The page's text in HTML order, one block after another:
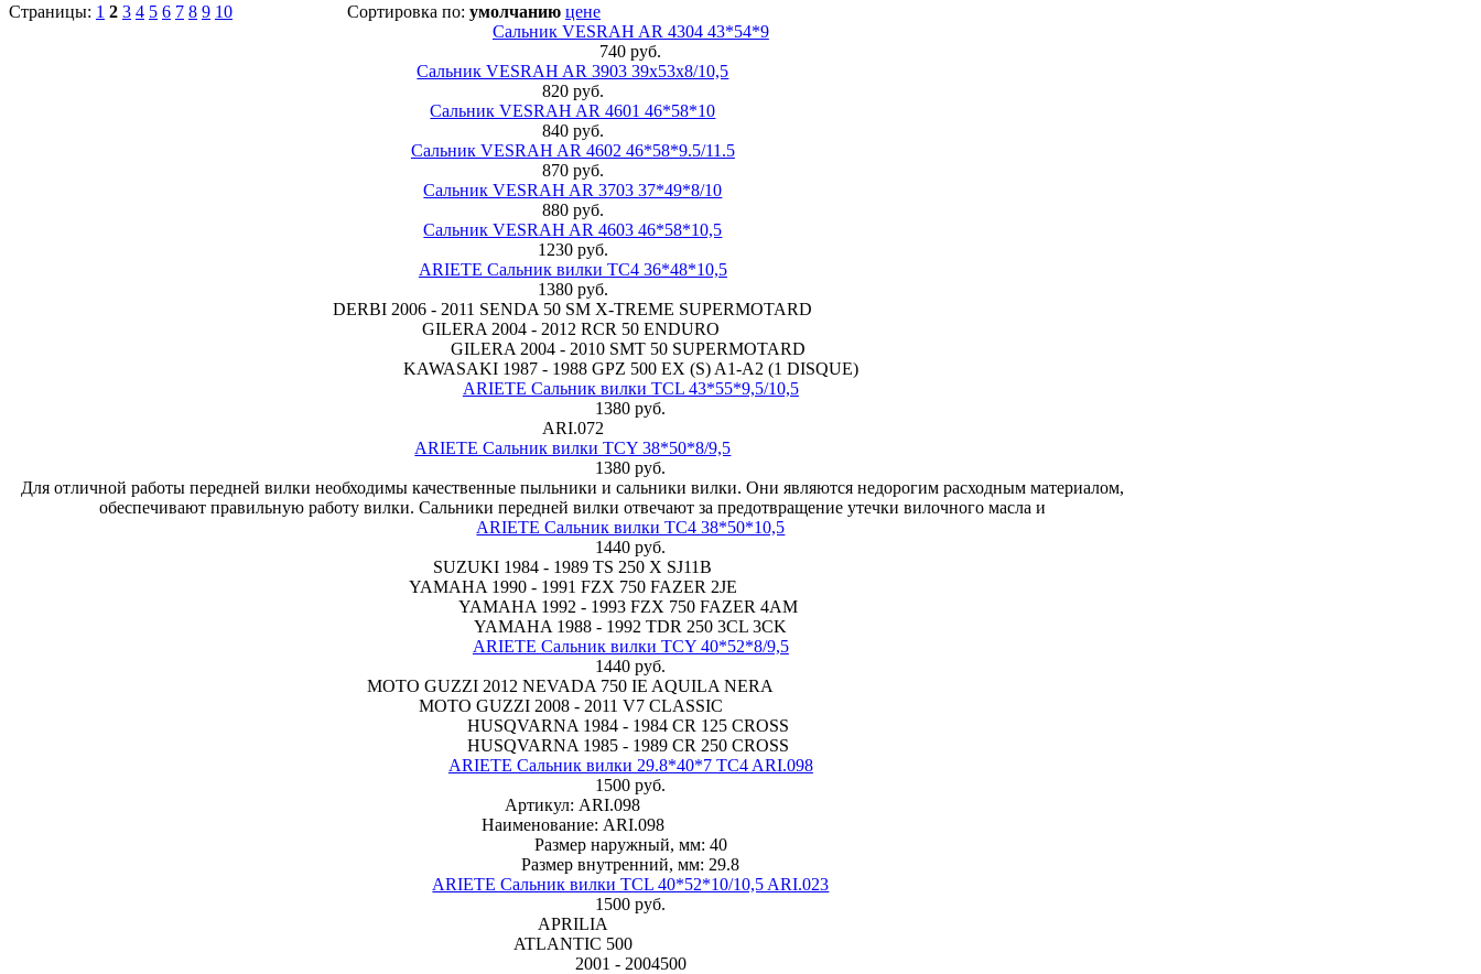
Страницы: 1 2 3 4 5 6 7 8 9 10 Сортировка по: умолчанию цене
Сальник VESRAH AR 4304 43*54*9
740 руб.
Сальник VESRAH AR 3903 39х53х8/10,5
820 руб.
Сальник VESRAH AR 4601 46*58*10
840 руб.
Сальник VESRAH AR 4602 46*58*9.5/11.5
870 руб.
Сальник VESRAH AR 3703 37*49*8/10
880 руб.
Сальник VESRAH AR 4603 46*58*10,5
1230 руб.
ARIETE Сальник вилки TC4 36*48*10,5
1380 руб.
DERBI 2006 - 2011 SENDA 50 SM X-TREME SUPERMOTARD
GILERA 2004 - 2012 RCR 50 ENDURO
GILERA 2004 - 2010 SMT 50 SUPERMOTARD
KAWASAKI 1987 - 1988 GPZ 500 EX (S) A1-A2 (1 DISQUE)
ARIETE Сальник вилки TCL 43*55*9,5/10,5
1380 руб.
ARI.072
ARIETE Сальник вилки TCY 38*50*8/9,5
1380 руб.
Для отличной работы передней вилки необходимы качественные пыльники и сальники вилки. Они являются недорогим расходным материалом,
обеспечивают правильную работу вилки. Сальники передней вилки отвечают за предотвращение утечки вилочного масла и
ARIETE Сальник вилки TC4 38*50*10,5
1440 руб.
SUZUKI 1984 - 1989 TS 250 X SJ11B
YAMAHA 1990 - 1991 FZX 750 FAZER 2JE
YAMAHA 1992 - 1993 FZX 750 FAZER 4AM
YAMAHA 1988 - 1992 TDR 250 3CL 3CK
ARIETE Сальник вилки TCY 40*52*8/9,5
1440 руб.
MOTO GUZZI 2012 NEVADA 750 IE AQUILA NERA
MOTO GUZZI 2008 - 2011 V7 CLASSIC
HUSQVARNA 1984 - 1984 CR 125 CROSS
HUSQVARNA 1985 - 1989 CR 250 CROSS
ARIETE Сальник вилки 29.8*40*7 TC4 ARI.098
1500 руб.
Артикул: ARI.098
Наименование: ARI.098
Размер наружный, мм: 40
Размер внутренний, мм: 29.8
ARIETE Сальник вилки TCL 40*52*10/10,5 ARI.023
1500 руб.
APRILIA
ATLANTIC 500
2001 - 2004500